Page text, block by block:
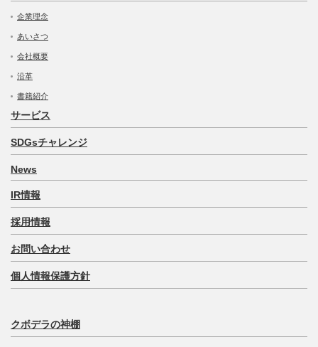
企業理念
あいさつ
会社概要
沿革
書籍紹介
サービス
SDGsチャレンジ
News
IR情報
採用情報
お問い合わせ
個人情報保護方針
クボデラの神棚